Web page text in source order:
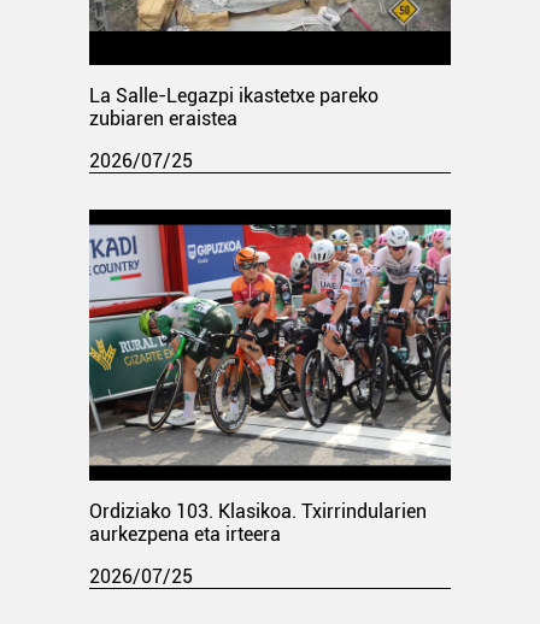
La Salle-Legazpi ikastetxe pareko
zubiaren eraistea
2026/07/25
Ordiziako 103. Klasikoa. Txirrindularien
aurkezpena eta irteera
2026/07/25